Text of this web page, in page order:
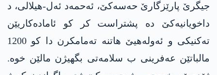
جیگرێ پارێزگارێ حەسەکێ، ئەحمەد ئەل-ھیلالی، د
داخویانیەکێ دە پشتراست کر کو ئامادەکاریێن
تەکنیکی و ئەولەھیێ ھاتنە تەمامکرن دا کو 1200
مالباتێن عەفرینی ب سلامەتی بگھیژن مالێن خوە.